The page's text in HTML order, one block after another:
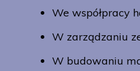
We współpracy
W zarządzaniu
W budowaniu